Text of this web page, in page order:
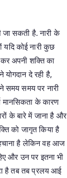
जा सकती है. नारी के
कोई नारी कुछ
अपनी शक्ति का
दे रही है,
समय समय पर नारी
मानसिकता के कारण
के बारे में जाना है और
को जागृत किया है
है लेकिन वह आज
और उन पर इतना भी
है तब तब प्रलय आई